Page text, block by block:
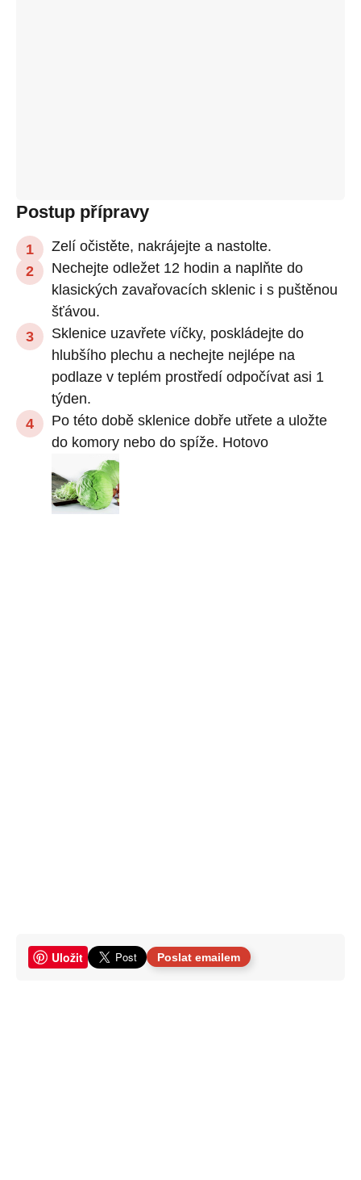
Postup přípravy
Zelí očistěte, nakrájejte a nastolte.
Nechejte odležet 12 hodin a naplňte do
klasických zavařovacích sklenic i s puštěnou
šťávou.
Sklenice uzavřete víčky, poskládejte do
hlubšího plechu a nechejte nejlépe na
podlaze v teplém prostředí odpočívat asi 1
týden.
Po této době sklenice dobře utřete a uložte
do komory nebo do spíže. Hotovo
Uložit Poslat emailem